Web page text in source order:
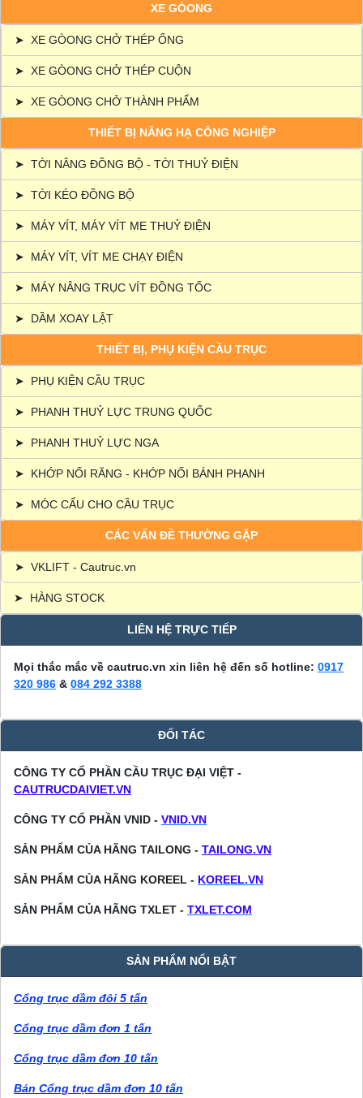
XE GÒONG
➤ XE GÒONG CHỞ THÉP ỐNG
➤ XE GÒONG CHỞ THÉP CUỘN
➤ XE GÒONG CHỞ THÀNH PHẨM
THIẾT BỊ NÂNG HẠ CÔNG NGHIỆP
➤ TỜI NÂNG ĐỒNG BỘ - TỜI THUỶ ĐIỆN
➤ TỜI KÉO ĐỒNG BỘ
➤ MÁY VÍT, MÁY VÍT ME THUỶ ĐIỆN
➤ MÁY VÍT, VÍT ME CHẠY ĐIỆN
➤ MÁY NÂNG TRỤC VÍT ĐỒNG TỐC
➤ DẦM XOAY LẬT
THIẾT BỊ, PHỤ KIỆN CẦU TRỤC
➤ PHỤ KIỆN CẦU TRỤC
➤ PHANH THUỶ LỰC TRUNG QUỐC
➤ PHANH THUỶ LỰC NGA
➤ KHỚP NỐI RĂNG - KHỚP NỐI BÁNH PHANH
➤ MÓC CẨU CHO CẦU TRỤC
CÁC VẤN ĐỀ THƯỜNG GẶP
➤ VKLIFT - Cautruc.vn
➤ HÀNG STOCK
LIÊN HỆ TRỰC TIẾP
Mọi thắc mắc về cautruc.vn xin liên hệ đến số hotline: 0917
320 986 & 084 292 3388
ĐỐI TÁC
CÔNG TY CỔ PHẦN CẦU TRỤC ĐẠI VIỆT -
CAUTRUCDAIVIET.VN
CÔNG TY CỔ PHẦN VNID - VNID.VN
SẢN PHẨM CỦA HÃNG TAILONG - TAILONG.VN
SẢN PHẨM CỦA HÃNG KOREEL - KOREEL.VN
SẢN PHẨM CỦA HÃNG TXLET - TXLET.COM
SẢN PHẨM NỔI BẬT
Cổng trục dầm đôi 5 tấn
Cổng trục dầm đơn 1 tấn
Cổng trục dầm đơn 10 tấn
Bán Cổng trục dầm đơn 10 tấn